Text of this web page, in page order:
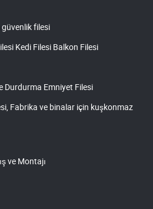
filesi
Kedi Filesi Balkon Filesi
Durdurma Emniyet Filesi
Fabrika ve binalar için kuşkonmaz
ve Montajı